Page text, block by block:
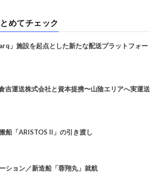
とめてチェック
」施設を起点とした新たな配送プラットフォー
運送株式会社と資本提携〜山陰エリアへ実運送
船「ARISTOS II」の引き渡し
ション／新造船「蓉翔丸」就航